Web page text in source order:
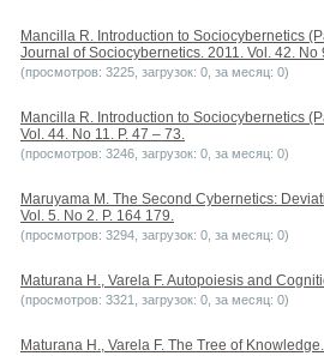
Mancilla R. Introduction to Sociocybernetics
Journal of Sociocybernetics. 2011. Vol. 42. No
(просмотров: 3225, загрузок: 0, за месяц: 0)
Mancilla R. Introduction to Sociocybernetics
Vol. 44. No 11. P. 47 – 73.
(просмотров: 3246, загрузок: 0, за месяц: 0)
Maruyama M. The Second Cybernetics:
Vol. 5. No 2. P. 164 179.
(просмотров: 3294, загрузок: 0, за месяц: 0)
Maturana H., Varela F. Autopoiesis and
(просмотров: 3321, загрузок: 0, за месяц: 0)
Maturana H., Varela F. The Tree of